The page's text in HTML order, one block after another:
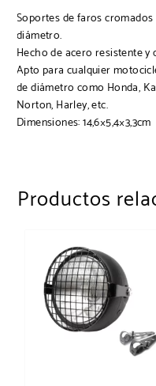
Soportes de faros
diámetro.
Hecho de acero resistente y
Apto para cualquier
de diámetro como Honda,
Norton, Harley, etc.
Dimensiones: 14,6×5,4×3,3cm
Productos